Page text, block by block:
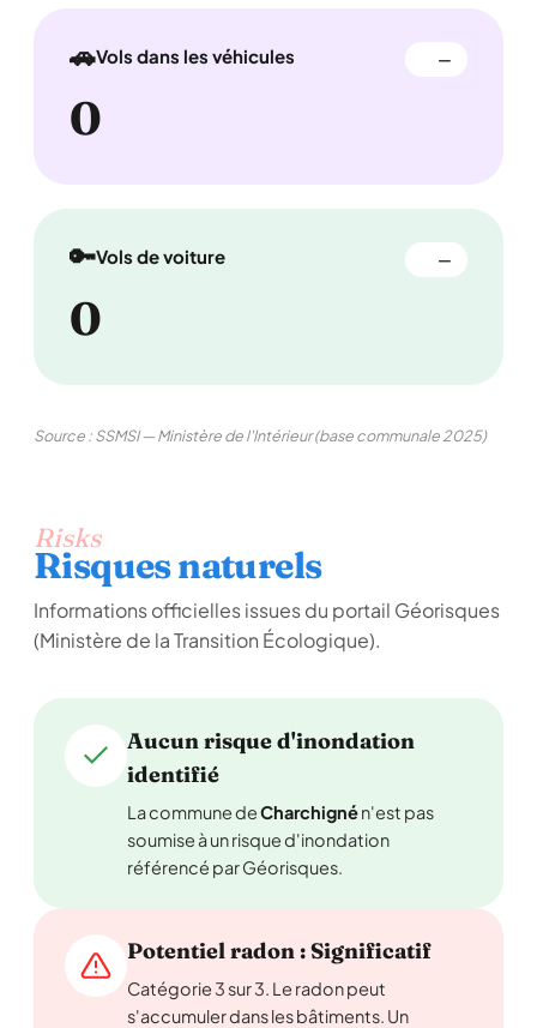
🚗Vols dans les véhicules —
0
🔑Vols de voiture —
0
Source : SSMSI — Ministère de l'Intérieur (base communale 2025)
Risks
Risques naturels
Informations officielles issues du portail Géorisques
(Ministère de la Transition Écologique).
Aucun risque d'inondation
identifié
La commune deCharchignén'est pas
soumise à un risque d'inondation
référencé par Géorisques.
Potentiel radon : Significatif
Catégorie 3 sur 3. Le radon peut
s'accumuler dans les bâtiments. Un